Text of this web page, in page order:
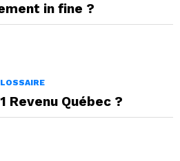
in fine ?
Revenu Québec ?